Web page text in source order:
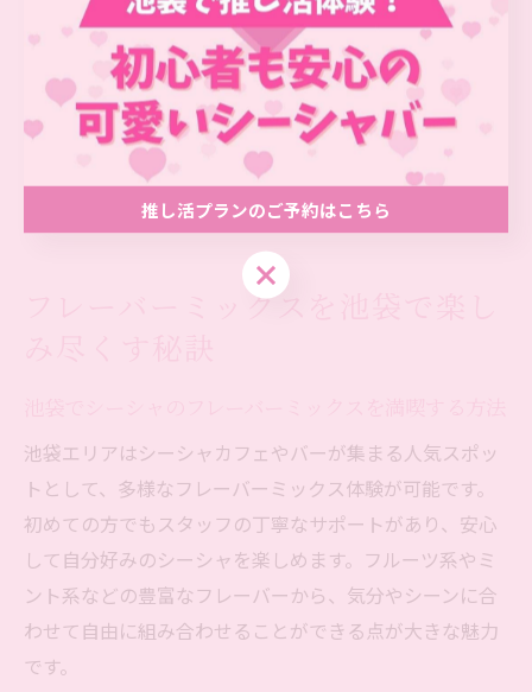
また、池袋には個室やシェア席など多様な空間があるた
め、友人や一人利用のシーンに合わせて店舗を選ぶと安
心です。体験中は無理に吸いすぎず、リラックスしてマ
イペースに楽しむのが長く続けるコツです。わからない
ことや不安な点は、遠慮せずスタッフに相談すること
で、安心して新しい趣味をスタートできます。
フレーバーミックスを池袋で楽し
池袋エリアはシーシャカフェやバーが集まる人気スポッ
トとして、多様なフレーバーミックス体験が可能です。
初めての方でもスタッフの丁寧なサポートがあり、安心
して自分好みのシーシャを楽しめます。フルーツ系やミ
ント系などの豊富なフレーバーから、気分やシーンに合
わせて自由に組み合わせることができる点が大きな魅力
です。
推し活プランのご予約はこちら
推し活プランのご予約はこちら